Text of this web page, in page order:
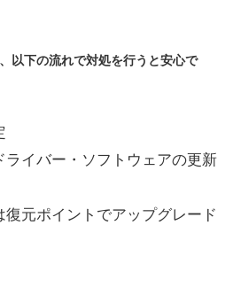
以下の流れで対処を行うと安心で
ライバー・ソフトウェアの更新
復元ポイントでアップグレード